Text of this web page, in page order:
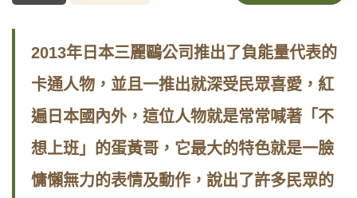
2013年日本三麗鷗公司推出了負能量代表的
卡通人物，並且一推出就深受民眾喜愛，紅
遍日本國內外，這位人物就是常常喊著「不
想上班」的蛋黃哥，它最大的特色就是一臉
慵懶無力的表情及動作，說出了許多民眾的